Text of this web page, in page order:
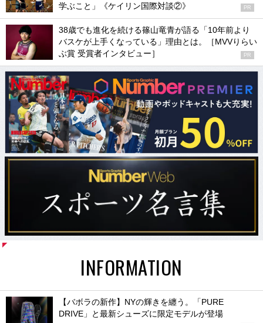
学ぶこと」《ケイリン国際対談②》
PR
38歳でも進化を続ける篠山竜青が語る「10年前より
バスケが上手くなっている」理由とは。［MVVりらい
ぶ賞 受賞者インタビュー］
PR
INFORMATION
【バボラの新作】NYの輝きを纏う。「PURE
DRIVE」と最新シューズに限定モデルが登場